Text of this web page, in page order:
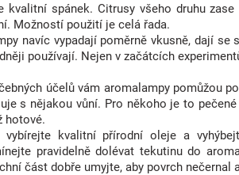
kvalitní spánek. Citrusy všeho druhu
Možností použití je celá řada.
navíc vypadají poměrně vkusně, dají se
používají. Nejen v začátcích
účelů vám aromalampy pomůžou
s nějakou vůní. Pro někoho je to
hotové.
vybírejte kvalitní přírodní oleje a
pravidelně dolévat tekutinu do
část dobře umyjte, aby povrch nečernal